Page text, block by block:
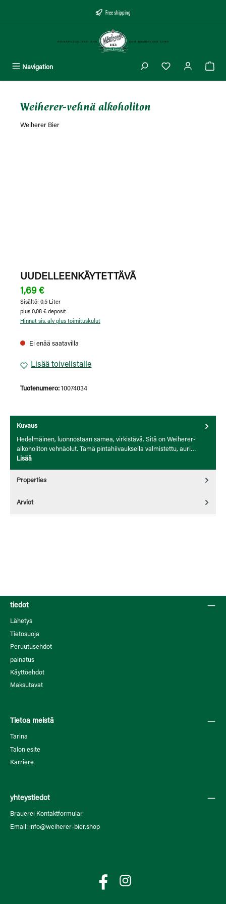
Free shipping
Navigation
Weiherer-vehnä alkoholiton
Weiherer Bier
UUDELLEENKÄYTETTÄVÄ
1,69 €
Sisältö: 0.5 Liter
plus 0,08 € deposit
Hinnat sis. alv plus toimituskulut
Ei enää saatavilla
Lisää toivelistalle
Tuotenumero: 10074034
Kuvaus
Hedelmäinen, luonnostaan samea, virkistävä. Sitä on Weiherer-
alkoholiton vehnäolut. Tämä pintahiivauksella valmistettu, auri…
Lisää
Properties
Arviot
tiedot
Lähetys
Tietosuoja
Peruutusehdot
painatus
Käyttöehdot
Maksutavat
Tietoa meistä
Tarina
Talon esite
Karriere
yhteystiedot
Brauerei Kontaktformular
Email: info@weiherer-bier.shop
Facebook Instagram